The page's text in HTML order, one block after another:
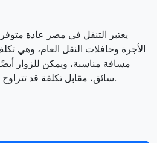
يعتبر التنقل في مصر عادة
مسافة مناسبة، ويمكن للزوار
سائق، مقابل تكلفة قد تتراوح بين 70-150 دولارًا في اليوم.